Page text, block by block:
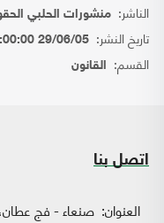
الناشر: منشورات الحلبي
تاريخ النشر: 29/06/05 12:00:00 AM
القسم: القانون
اتصل بنا
العنوان: صنعاء - فج